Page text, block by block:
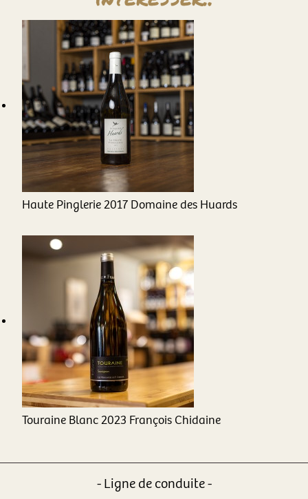
Haute Pinglerie2017 Domaine des Huards
Touraine Blanc2023 François Chidaine
- Ligne de conduite -